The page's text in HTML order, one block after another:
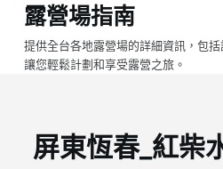
跳
至
主
露營場指南
提供全台各地露營場的詳細資訊，包括
讓您輕鬆計劃和享受露營之旅。
屏東恆春_紅柴